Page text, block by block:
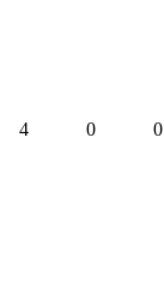
4 0 0